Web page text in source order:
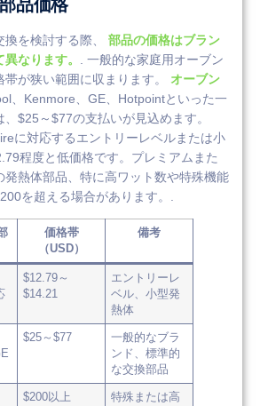
品価格
を検討する際、 部品の価格はブラン
なります。
. 一般的な家庭用オーブン
が狭い範囲に収まります。 オーブン
、Kenmore、GE、Hotpointといった一
$25～$77の支払いが見込めます。
に対応するエントリーレベルまたは小
程度と低価格です。プレミアムまた
発熱体部品、特に高ワット数や特殊機能
を超える場合があります。.
価格帯
（USD）
備考
$12.79～
$14.21
エントリーレ
ベル、小型発
熱体
$25～$77
一般的なブラ
ンド、標準的
な交換部品
$200以上
特殊または高